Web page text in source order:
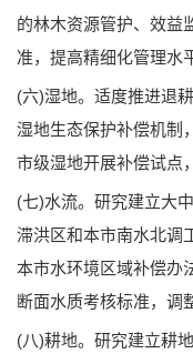
的林木资源管护、效益
准，提高精细化管理水
(六)湿地。适度推进退
湿地生态保护补偿机制
市级湿地开展补偿试点
(七)水流。研究建立大
滞洪区和本市南水北调
本市水环境区域补偿办
断面水质考核标准，调
(八)耕地。研究建立耕